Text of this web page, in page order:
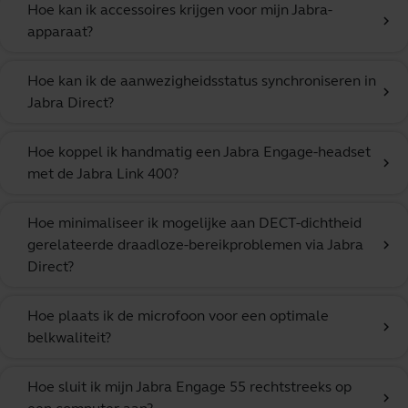
Hoe kan ik accessoires krijgen voor mijn Jabra-
apparaat?
chevron_right
Hoe kan ik de aanwezigheidsstatus synchroniseren in
Jabra Direct?
chevron_right
Hoe koppel ik handmatig een Jabra Engage-headset
met de Jabra Link 400?
chevron_right
Hoe minimaliseer ik mogelijke aan DECT-dichtheid
gerelateerde draadloze-bereikproblemen via Jabra
Direct?
chevron_right
Hoe plaats ik de microfoon voor een optimale
belkwaliteit?
chevron_right
Hoe sluit ik mijn Jabra Engage 55 rechtstreeks op
chevron_right